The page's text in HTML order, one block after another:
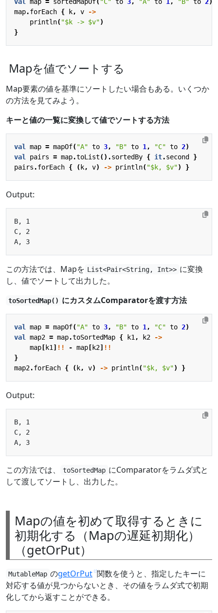
map.forEach { k, v
->
println("$k -> $v")
}
Mapを値でソートする
Map要素の値を基準にソートしたい場合もある。いくつか
の方法を見てみよう。
キーと値の一覧に変換して値でソートする方法
val map = mapOf("A" to 3, "B" to 1 , "C" to 2)
val
pairs = map.toList().sortedBy { it.second
}
pairs .forEach { ( k, v) -> println("$k, $v") }
Output:
この方法では、Mapを List<Pair<String, Int>> に変換
し、値でソートして出力した。
toSortedMap() にカスタムComparatorを渡す方法
val map = mapOf("A" to 3, "B" to 1 , "C" to 2)
val
map2 = map.toSortedMap { k1 , k2
->
map [ k1 ] !! - map [ k2] !!
}
map2.forEach { ( k, v) -> println("$k, $v") }
Output:
この方法では、 toSortedMap にComparatorをラムダ式と
して渡してソートし、出力した。
Mapの値を初めて取得するときに
初期化する（Mapの遅延初期化）
（getOrPut）
MutableMap のgetOrPut 関数を使うと、指定したキーに
対応する値が見つからないとき、その値をラムダ式で初期
化してから返すことができる。